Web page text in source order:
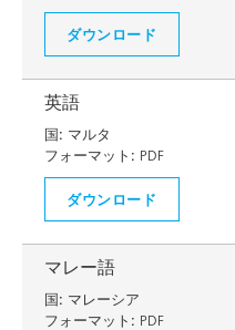
ダウンロード
英語
国: マルタ
フォーマット: PDF
ダウンロード
マレー語
国: マレーシア
フォーマット: PDF